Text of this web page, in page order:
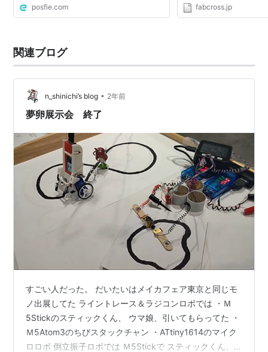
posfie.com fabcross.jp
関連ブログ
n_shinichi’s blog • 2年前
夢卵展示会 終了
すごい人だった。 だいたいはメイカフェア東京と同じモ
ノ出展してた ライントレース＆ラジコンロボでは ・Ｍ
5Stickのスティックくん、 ウマ娘、引いてもらってた ・
Ｍ5Atom3のちびスタックチャン ・ATtiny1614のマイク
ロロボ 倒立振子ロボでは Ｍ5Stickで スティックくん、